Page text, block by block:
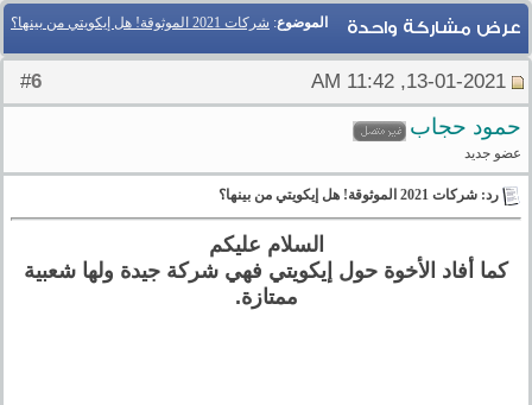
الموضوع: شركات 2021 الموثوقة! هل إيكويتي من بينها؟ عرض مشاركة واحدة
6
حمود حجاب
عضو جديد
رد: شركات 2021 الموثوقة! هل إيكويتي من بينها؟
السلام عليكم
كما أفاد الأخوة حول إيكويتي فهي شركة جيدة ولها شعبية
ممتازة.